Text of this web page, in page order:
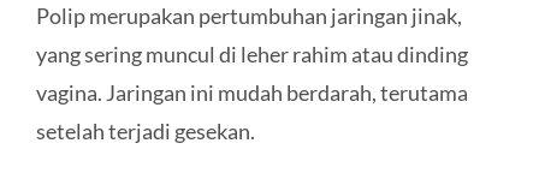
Polip merupakan pertumbuhan jaringan jinak,
yang sering muncul di leher rahim atau dinding
vagina. Jaringan ini mudah berdarah, terutama
setelah terjadi gesekan.